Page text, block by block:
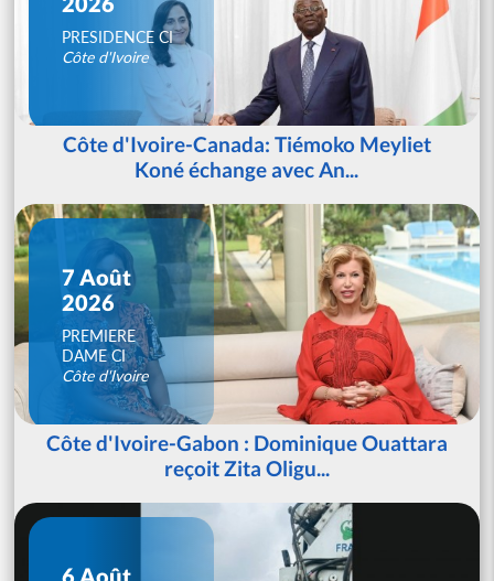
PRESIDENCE CI
Côte d'Ivoire
Côte d'Ivoire-Canada: Tiémoko Meyliet
Koné échange avec An...
7 Août
2026
PREMIERE
DAME CI
Côte d'Ivoire
Côte d'Ivoire-Gabon : Dominique Ouattara
reçoit Zita Oligu...
6 Août